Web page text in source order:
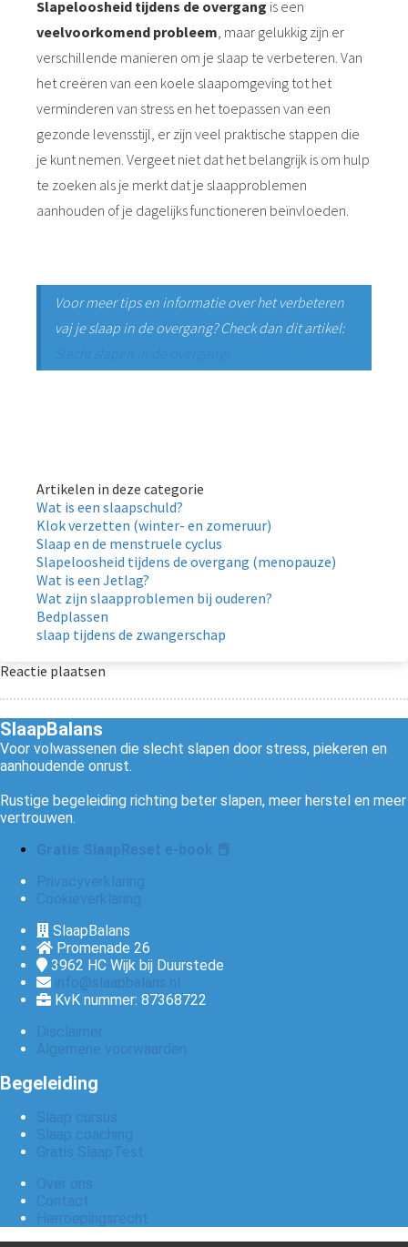
Slapeloosheid tijdens de overgang is een
veelvoorkomend probleem, maar gelukkig zijn er
verschillende manieren om je slaap te verbeteren. Van
het creëren van een koele slaapomgeving tot het
verminderen van stress en het toepassen van een
gezonde levensstijl, er zijn veel praktische stappen die
je kunt nemen. Vergeet niet dat het belangrijk is om hulp
te zoeken als je merkt dat je slaapproblemen
aanhouden of je dagelijks functioneren beïnvloeden.
Voor meer tips en informatie over het verbeteren
vaj je slaap in de overgang? Check dan dit artikel:
Artikelen in deze categorie
Wat is een slaapschuld?
Klok verzetten (winter- en zomeruur)
Slaap en de menstruele cyclus
Slapeloosheid tijdens de overgang (menopauze)
Wat is een Jetlag?
Wat zijn slaapproblemen bij ouderen?
Bedplassen
slaap tijdens de zwangerschap
Reactie plaatsen
SlaapBalans
Voor volwassenen die slecht slapen door stress, piekeren en
aanhoudende onrust.
Rustige begeleiding richting beter slapen, meer herstel en meer
vertrouwen.
SlaapBalans
Promenade 26
3962 HC Wijk bij Duurstede
KvK nummer: 87368722
Begeleiding